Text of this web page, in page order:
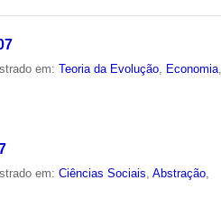
em:Teoria da Evolução Economia
em:Ciências Sociais ,Abstração